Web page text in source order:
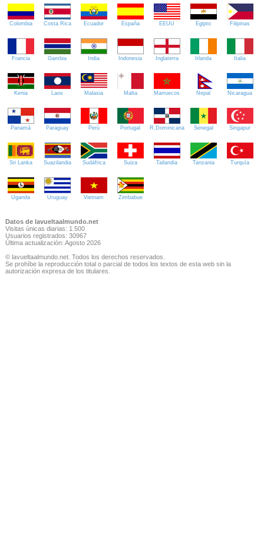
Colombia Costa Rica Ecuador España EEUU Egipto Filipinas
Francia Gambia India Indonesia Inglaterra Irlanda Italia
Kenia Laos Malasia Malta Marruecos Nepal Nicaragua
Panamá Paraguay Perú Portugal R.Dominicana Senegal Singapur
Sri Lanka Suazilandia Sudáfrica Suiza Tailandia Tanzania Turquía
Uganda Uruguay Vietnam Zimbabue
Datos de lavueltaalmundo.net
Visitas únicas diarias: 1.500
Usuarios registrados: 30967
Última actualización: Agosto 2026
© lavueltaalmundo.net. Todos los derechos reservados.
Se prohíbe la reproducción total o parcial de todos los textos de esta web sin la
autorización expresa de los titulares.